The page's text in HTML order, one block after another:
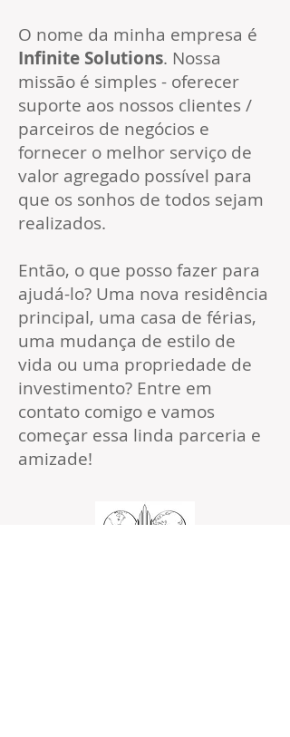
O nome da minha empresa é
Infinite Solutions. Nossa
missão é simples - oferecer
suporte aos nossos clientes /
parceiros de negócios e
fornecer o melhor serviço de
valor agregado possível para
que os sonhos de todos sejam
realizados.
Então, o que posso fazer para
ajudá-lo? Uma nova residência
principal, uma casa de férias,
uma mudança de estilo de
vida ou uma propriedade de
investimento? Entre em
contato comigo e vamos
começar essa linda parceria e
amizade!